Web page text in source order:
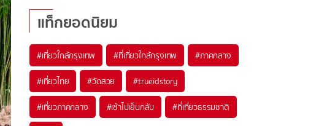
แท็กยอดนิยม
#เที่ยวใกล้กรุงเทพ #ที่เที่ยวใกล้กรุงเทพ #ภาคกลาง
#เที่ยวไทย #วัดสวย #trueidstory
#เที่ยวภาคกลาง #เช้าไปเย็นกลับ #ที่เที่ยวธรรมชาติ